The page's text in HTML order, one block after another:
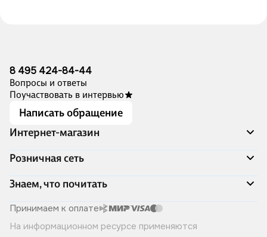
8 495 424-84-44
Вопросы и ответы
Поучаствовать в интервью
Написать обращение
Интернет-магазин
Акции
Доставка и оплата
Программа лояльности
Подарочные сертификаты
Правила продажи
Политика конфиденциальности
Розничная сеть
Адреса магазинов
Книжный Дозор
О компании
Читай-город для бизнеса
Хотите у нас работать?
Знаем, что почитать
Скоро в продаже
Лучшие из лучших
Принимаем к оплате
На информационном ресурсе применяются